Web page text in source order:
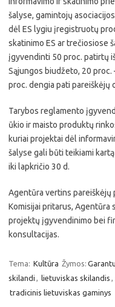
šalyse, gamintojų
dėl ES lygiu įregistruotų
skatinimo ES ar trečiosiose
įgyvendinti 50 proc. patirtų
Sąjungos biudžeto, 20
proc. dengia pati pareiškėjų
Tarybos reglamento
ūkio ir maisto produktų
kuriai projektai dėl
šalyse gali būti teikiami
iki lapkričio 30 d.
Agentūra vertins pareiškėjų
Komisijai pritarus, Agentūra
projektų įgyvendinimo bei
konsultacijas.
Tema: Kultūra Žymos:
skilandi , lietuviskas skilandis ,
tradicinis lietuviskas gaminys